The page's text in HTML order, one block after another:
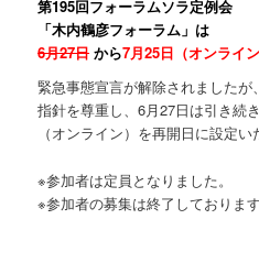
第195回フォーラムソラ定例会
「木内鶴彦フォーラム 」は
6月27日 から7月25日（オンライ
緊急事態宣言が解除されました
指針を尊重し、6月27日は引き続
（オンライン）を再開日に設定い
※参加者は定員となりました。
※参加者の募集は終了しております